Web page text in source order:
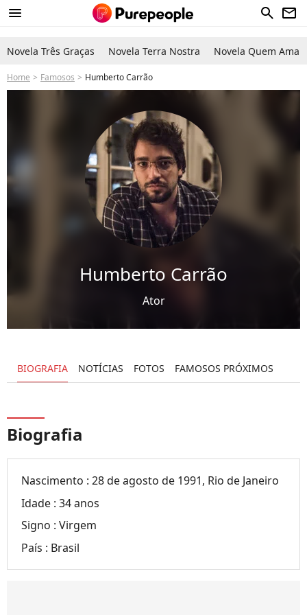
menu search newsletter
Novela Três Graças Novela Terra Nostra Novela Quem Ama
Home Famosos Humberto Carrão
Humberto Carrão
Ator
BIOGRAFIA NOTÍCIAS FOTOS FAMOSOS PRÓXIMOS
Biografia
Nascimento :28 de agosto de 1991, Rio de Janeiro
Idade :34 anos
Signo :Virgem
País : Brasil